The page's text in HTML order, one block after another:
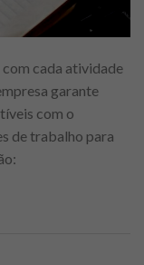
cada atividade
garante
com o
de trabalho para